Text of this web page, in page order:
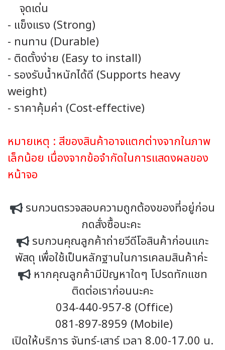
จุดเด่น
- แข็งแรง (Strong)
- ทนทาน (Durable)
- ติดตั้งง่าย (Easy to install)
- รองรับน้ำหนักได้ดี (Supports heavy
weight)
- ราคาคุ้มค่า (Cost-effective)
หมายเหตุ : สีของสินค้าอาจแตกต่างจากในภาพ
เล็กน้อย เนื่องจากข้อจำกัดในการแสดงผลของ
หน้าจอ
รบกวนตรวจสอบความถูกต้องของที่อยู่ก่อน
กดสั่งซื้อนะคะ
รบกวนคุณลูกค้าถ่ายวีดีโอสินค้าก่อนแกะ
พัสดุ เพื่อใช้เป็นหลักฐานในการเคลมสินค้าค่ะ
หากคุณลูกค้ามีปัญหาใดๆ โปรดทักแชท
ติดต่อเราก่อนนะคะ
034-440-957-8 (Office)
081-897-8959 (Mobile)
เปิดให้บริการ จันทร์-เสาร์ เวลา 8.00-17.00 น.